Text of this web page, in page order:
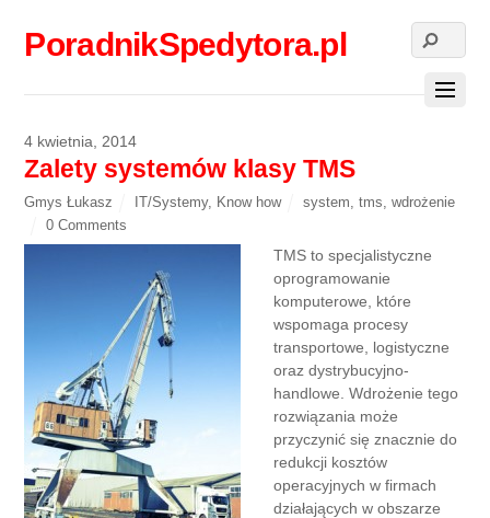
PoradnikSpedytora.pl
4 kwietnia, 2014
Zalety systemów klasy TMS
Gmys Łukasz IT/Systemy, Know how system tms wdrożenie
0 Comments
TMS to specjalistyczne
oprogramowanie
komputerowe, które
wspomaga procesy
transportowe, logistyczne
oraz dystrybucyjno-
handlowe. Wdrożenie tego
rozwiązania może
przyczynić się znacznie do
redukcji kosztów
operacyjnych w firmach
działających w obszarze